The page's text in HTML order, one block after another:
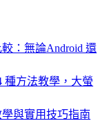
：無論Android 還
種方法教學，大螢
與實用技巧指南